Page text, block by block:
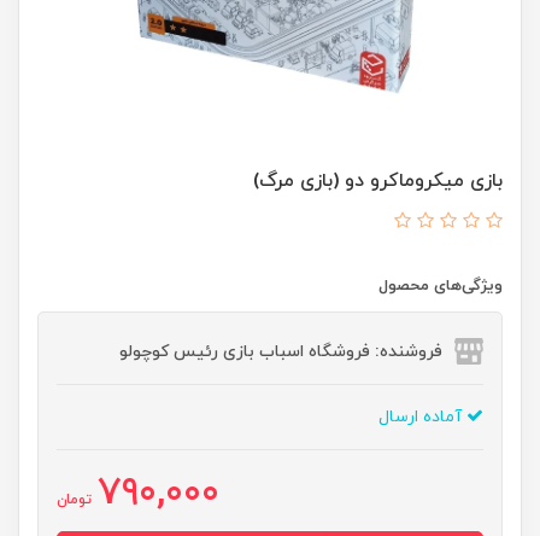
بازی میکروماکرو دو (بازی مرگ)
ویژگی‌های محصول
فروشنده: فروشگاه اسباب بازی رئیس کوچولو
آماده ارسال
790,000 تومان